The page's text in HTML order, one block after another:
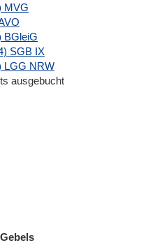
MVG
BGleiG
SGB IX
LGG NRW
ausgebucht